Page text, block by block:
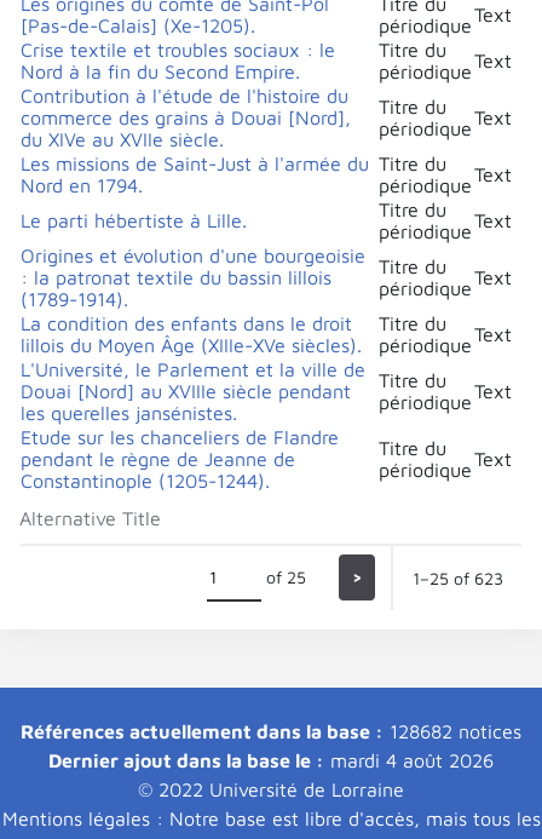
Alternative Title
[Pas-de-Calais] (Xe-1205).
périodiqueText
Crise textile et troubles sociaux : le
Nord à la fin du Second Empire.
Titre du
périodiqueText
Contribution à l'étude de l'histoire du
commerce des grains à Douai [Nord],
du XIVe au XVIIe siècle.
Titre du
périodiqueText
Les missions de Saint-Just à l'armée du
Nord en 1794.
Titre du
périodiqueText
Le parti hébertiste à Lille.
Titre du
périodiqueText
Origines et évolution d'une bourgeoisie
: la patronat textile du bassin lillois
(1789-1914).
Titre du
périodiqueText
La condition des enfants dans le droit
lillois du Moyen Âge (XIIIe-XVe siècles).
Titre du
périodiqueText
L'Université, le Parlement et la ville de
Douai [Nord] au XVIIIe siècle pendant
les querelles jansénistes.
Titre du
périodiqueText
Etude sur les chanceliers de Flandre
pendant le règne de Jeanne de
Constantinople (1205-1244).
Titre du
périodiqueText
of 25 > 1–25 of 623
Références actuellement dans la base : 128682 notices
Dernier ajout dans la base le : mardi 4 août 2026
© 2022 Université de Lorraine
Mentions légales : Notre base est libre d'accès, mais tous les